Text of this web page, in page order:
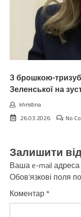
З брошкою-
Зеленської на
khristina
26.03.2026
No
Залишити
Ваша e-mail
Обов’язкові поля
Коментар *